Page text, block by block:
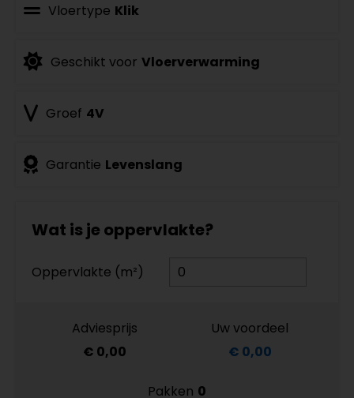
Vloertype Klik
Geschikt voor Vloerverwarming
Groef 4V
Garantie Levenslang
Wat is je oppervlakte?
Oppervlakte (m²)
Adviesprijs
€ 0,00
Uw voordeel
€ 0,00
Pakken 0